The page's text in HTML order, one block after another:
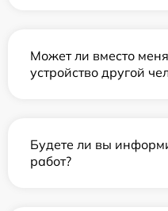
Может ли вместо
устройство другой
Будете ли вы
работ?